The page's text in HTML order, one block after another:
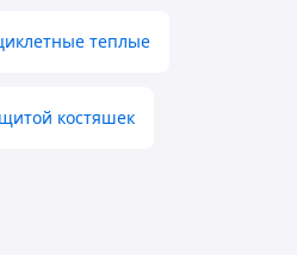
теплые
костяшек